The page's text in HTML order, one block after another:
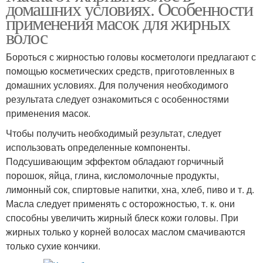
домашних условиях. Особенности
применения масок для жирных
волос
Бороться с жирностью головы косметологи предлагают с
помощью косметических средств, приготовленных в
домашних условиях. Для получения необходимого
результата следует ознакомиться с особенностями
применения масок.
Чтобы получить необходимый результат, следует
использовать определенные компоненты.
Подсушивающим эффектом обладают горчичный
порошок, яйца, глина, кисломолочные продукты,
лимонный сок, спиртовые напитки, хна, хлеб, пиво и т. д.
Масла следует применять с осторожностью, т. к. они
способны увеличить жирный блеск кожи головы. При
жирных только у корней волосах маслом смачиваются
только сухие кончики.